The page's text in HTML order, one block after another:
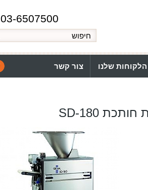
03-6507500
הלקוחות שלנו צור קשר